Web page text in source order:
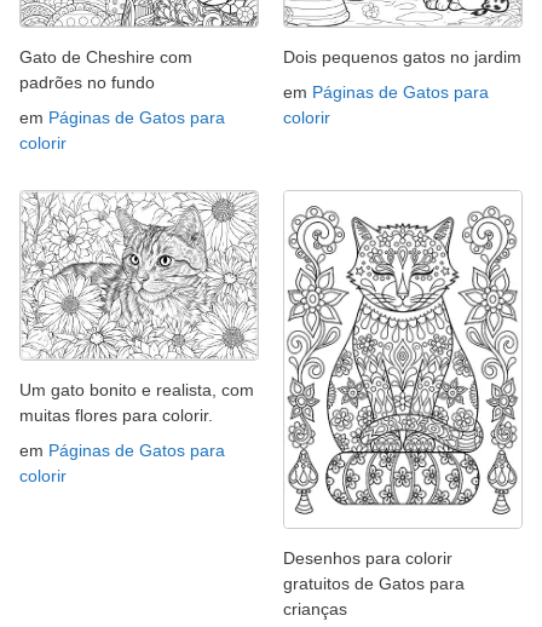
Gato de Cheshire com
padrões no fundo
em Páginas de Gatos para
colorir
Dois pequenos gatos no jardim
em Páginas de Gatos para
colorir
Um gato bonito e realista, com
muitas flores para colorir.
em Páginas de Gatos para
colorir
Desenhos para colorir
gratuitos de Gatos para
crianças